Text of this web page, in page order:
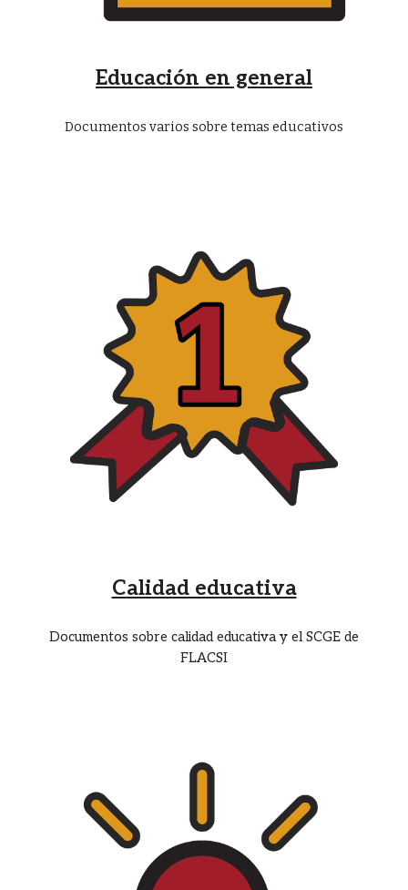
Educación en general
Documentos varios sobre temas educativos
Calidad educativa
Documentos sobre calidad educativa y el SCGE de
FLACSI